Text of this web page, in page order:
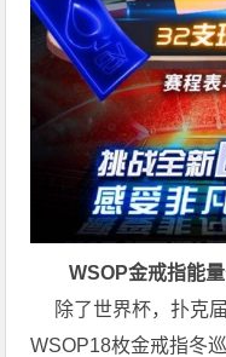
WSOP金戒指能
除了世界杯，扑克
WSOP18枚金戒指冬